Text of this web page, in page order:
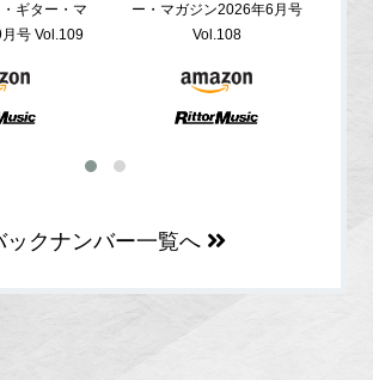
ギター・マ
号 Vol.109
ー・マガジン2026年6月号
Vol.108
ックナンバー一覧へ